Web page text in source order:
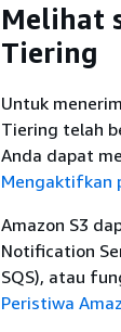
Melihat
Tiering
Untuk
Tiering telah
Anda dapat
Mengaktifkan
Amazon S3
Notiﬁcation
SQS), atau
Peristiwa